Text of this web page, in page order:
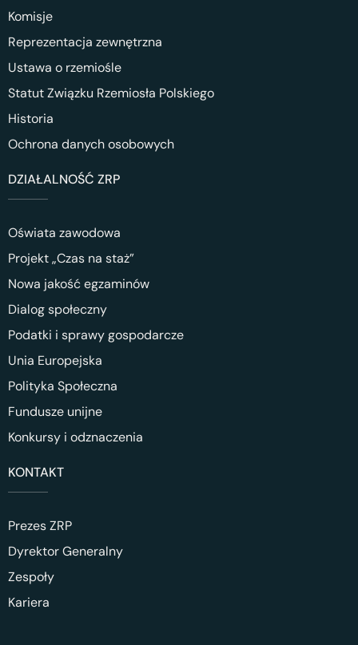
Komisje
Reprezentacja zewnętrzna
Ustawa o rzemiośle
Statut Związku Rzemiosła Polskiego
Historia
Ochrona danych osobowych
DZIAŁALNOŚĆ ZRP
Oświata zawodowa
Projekt „Czas na staż”
Nowa jakość egzaminów
Dialog społeczny
Podatki i sprawy gospodarcze
Unia Europejska
Polityka Społeczna
Fundusze unijne
Konkursy i odznaczenia
KONTAKT
Prezes ZRP
Dyrektor Generalny
Zespoły
Kariera